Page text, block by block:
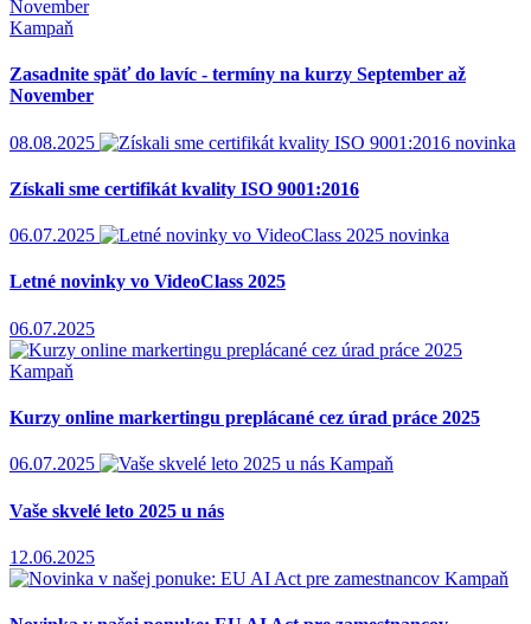
Kampaň
Zasadnite späť do lavíc - termíny na kurzy September až
November
08.08.2025 novinka
Získali sme certifikát kvality ISO 9001:2016
06.07.2025 novinka
Letné novinky vo VideoClass 2025
06.07.2025
Kampaň
Kurzy online markertingu preplácané cez úrad práce 2025
06.07.2025 Kampaň
Vaše skvelé leto 2025 u nás
12.06.2025
Kampaň